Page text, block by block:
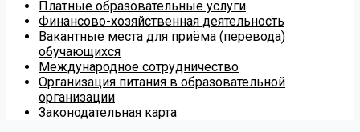
Платные образовательные услуги
Финансово-хозяйственная деятельность
Вакантные места для приёма (перевода)
обучающихся
Международное сотрудничество
Организация питания в образовательной
организации
Законодательная карта